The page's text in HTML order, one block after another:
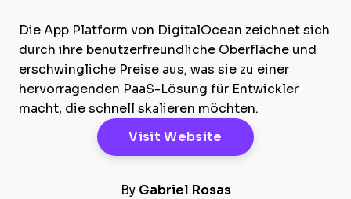
Die App Platform von DigitalOcean zeichnet sich
durch ihre benutzerfreundliche Oberfläche und
erschwingliche Preise aus, was sie zu einer
hervorragenden PaaS-Lösung für Entwickler
macht, die schnell skalieren möchten.
Visit Website Opens New
By Gabriel Rosas